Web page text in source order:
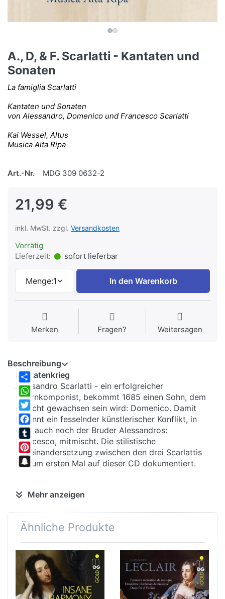
A., D, & F. Scarlatti - Kantaten und
Sonaten
La famiglia Scarlatti
Kantaten und Sonaten
von Alessandro, Domenico und Francesco Scarlatti
Kai Wessel, Altus
Musica Alta Ripa
Art.-Nr. MDG 309 0632-2
21,99 €
inkl. MwSt. zzgl. Versandkosten
Vorrätig
Lieferzeit:
sofort lieferbar
Menge:1 In den Warenkorb
Merken Fragen? Weitersagen
Share
WhatsApp
Twitter
Facebook
Tumblr
Pinterest
Beschreibung
Kantatenkrieg
Alessandro Scarlatti - ein erfolgreicher
Opernkomponist, bekommt 1685 einen Sohn, dem
er nicht gewachsen sein wird: Domenico. Damit
beginnt ein fesselnder künstlerischer Konflikt, in
dem auch noch der Bruder Alessandros:
Francesco, mitmischt. Die stilistische
Auseinandersetzung zwischen den drei Scarlattis
ist zum ersten Mal auf dieser CD dokumentiert.
Zum Teufel
Domenico - der Papst ist zu nah und könnte das
Operntalent hemmen. Der Vater schickt ihn nach
„als wenn tausend Teufel spielten“ - seine
Zeitgenossen das Fürchten lehrt.
Familiensaga
Der Vater Alessandro folgt nach Venedig, in das
Mehr anzeigen
Ähnliche Produkte